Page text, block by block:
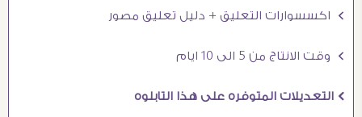
Ö اكسسوارات التعليق + دليل تعليق مصور
Ö وقت الانتاج من 5 الى 10 ايام
Ö التعديلات المتوفره على هذا التابلوه